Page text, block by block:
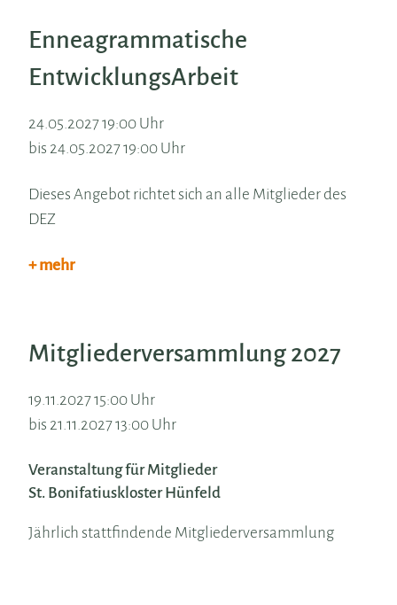
Enneagrammatische
EntwicklungsArbeit
24.05.2027 19:00 Uhr
bis 24.05.2027 19:00 Uhr
Dieses Angebot richtet sich an alle Mitglieder des
DEZ
+ mehr
Mitgliederversammlung 2027
19.11.2027 15:00 Uhr
bis 21.11.2027 13:00 Uhr
Veranstaltung für Mitglieder
St. Bonifatiuskloster Hünfeld
Jährlich stattfindende Mitgliederversammlung